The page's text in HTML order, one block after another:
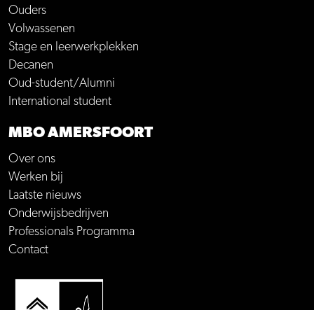
Ouders
Volwassenen
Stage en leerwerkplekken
Decanen
Oud-student/Alumni
International student
MBO AMERSFOORT
Over ons
Werken bij
Laatste nieuws
Onderwijsbedrijven
Professionals Programma
Contact